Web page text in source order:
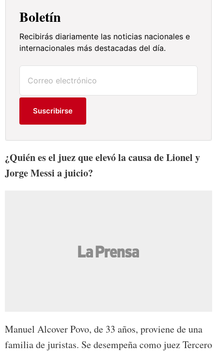
Boletín
Recibirás diariamente las noticias nacionales e
internacionales más destacadas del día.
Suscribirse
¿Quién es el juez que elevó la causa de Lionel y
Jorge Messi a juicio?
Manuel Alcover Povo, de 33 años, proviene de una
familia de juristas. Se desempeña como juez Tercero